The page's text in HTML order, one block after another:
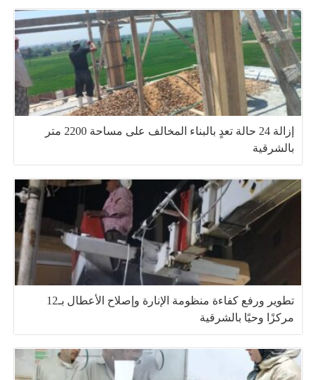
إزالة 24 حالة تعدٍ بالبناء المخالف على مساحة 2200 متر
بالشرقية
تطوير ورفع كفاءة منظومة الإنارة وإصلاح الأعطال بـ12
مركزًا وحيًا بالشرقية